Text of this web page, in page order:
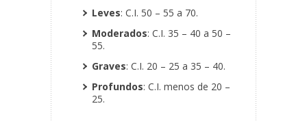
Leves: C.I. 50 – 55 a 70.
Moderados: C.I. 35 – 40 a 50 –
55.
Graves: C.I. 20 – 25 a 35 – 40.
Profundos: C.I. menos de 20 –
25.